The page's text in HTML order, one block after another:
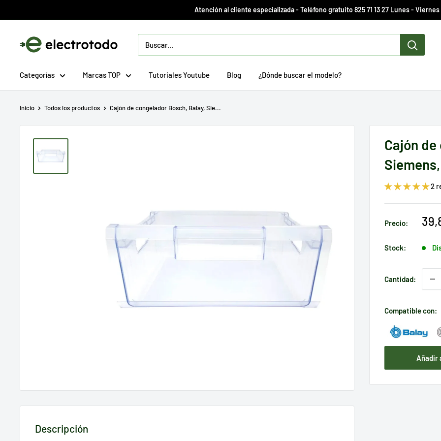
directamente
contenido
Atención al cliente especializada - Teléfono gratuito 825 71 13 27 Lunes - Viernes
Electrotodo.es
Categorías Marcas TOP Tutoriales Youtube Blog ¿Dónde buscar el modelo?
Inicio Todos los productos Cajón de congelador Bosch, Balay, Sie...
Cajón
2
Precio:
Stock:
Cantidad:
Compatible con:
Añadir
Descripción